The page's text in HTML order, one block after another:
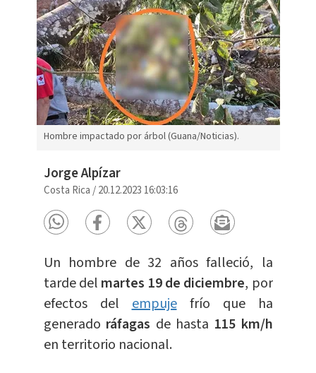
Hombre impactado por árbol (Guana/Noticias).
Jorge Alpízar
Costa Rica /20.12.2023 16:03:16
Un hombre de 32 años falleció, la
tarde del martes 19 de diciembre, por
efectos delempujefrío que ha
generado ráfagas de hasta 115 km/h
en territorio nacional.